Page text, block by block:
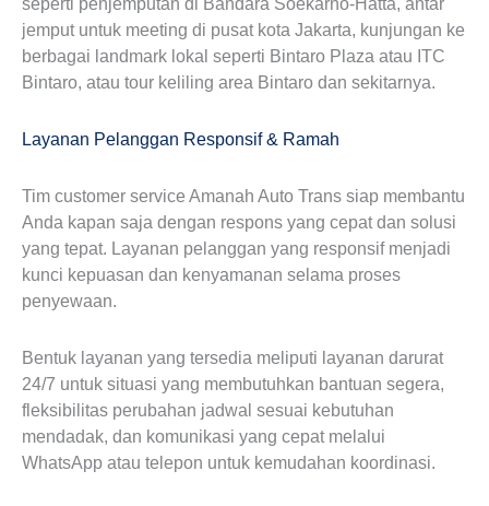
seperti penjemputan di Bandara Soekarno-Hatta, antar
jemput untuk meeting di pusat kota Jakarta, kunjungan ke
berbagai landmark lokal seperti Bintaro Plaza atau ITC
Bintaro, atau tour keliling area Bintaro dan sekitarnya.
Layanan Pelanggan Responsif & Ramah
Tim customer service Amanah Auto Trans siap membantu
Anda kapan saja dengan respons yang cepat dan solusi
yang tepat. Layanan pelanggan yang responsif menjadi
kunci kepuasan dan kenyamanan selama proses
penyewaan.
Bentuk layanan yang tersedia meliputi layanan darurat
24/7 untuk situasi yang membutuhkan bantuan segera,
fleksibilitas perubahan jadwal sesuai kebutuhan
mendadak, dan komunikasi yang cepat melalui
WhatsApp atau telepon untuk kemudahan koordinasi.